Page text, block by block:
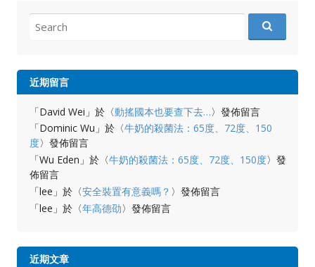
for:
近期留言
「David Wei 」於〈動搖國本也要查下去…〉發佈留言
「Dominic Wu 」於〈牛奶的殺菌法：65度、72度、150
度〉發佈留言
「Wu Eden 」於〈牛奶的殺菌法：65度、72度、150度〉發
佈留言
「lee 」於〈安全裝置有意義嗎？ 〉發佈留言
「lee 」於〈年高德劭〉發佈留言
近期文章